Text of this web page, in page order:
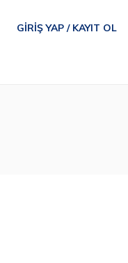
GIRIŞ YAP / KAYIT OL